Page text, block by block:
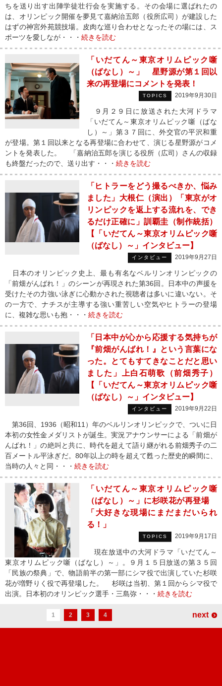
ちを送り出す出陣学徒壮行会を実施する。その会場に選ばれたの
は、オリンピック開催を夢見て嘉納治五郎（役所広司）が建設した
はずの神宮外苑競技場。皮肉な巡り合わせとなったその場には、ス
ポーツを愛しなが・・・ 続きを読む
「いだてん～東京オリムピック噺
（ばなし）～」 星野源が第１回以
来の再登場にコメントを発表！
TOPICS 2019年9月30日
９月２９日に放送された大河ドラマ
「いだてん～東京オリムピック噺（ばな
し）～」第３７回に、外交官の平沢和重
が登場。第１回以来となる再登場に合わせて、演じる星野源がコメ
ントを発表した。 「嘉納治五郎を演じる役所（広司）さんの収録
も終盤だったので、送り出す・・・ 続きを読む
「ヒトラーをどう撮るべきか、悩み
ました」大根仁（演出）「東京がオ
リンピックを返上する流れを、でき
るだけ正確に」訓覇圭（制作統括）
【「いだてん～東京オリムピック噺
（ばなし）～」インタビュー】
インタビュー 2019年9月27日
日本のオリンピック史上、最も有名なベルリンオリンピックの
「前畑がんばれ！」のシーンが再現された第36回。日本中の声援を
受けたその力強い泳ぎに心動かされた視聴者は多いに違いない。そ
の一方で、ナチスが主導する強い重苦しい空気やヒトラーの登場
に、複雑な思いも抱・・・ 続きを読む
「日本中が心から応援する気持ちが
『前畑がんばれ！』という言葉にな
った。とてもすてきなことだと思い
ました」上白石萌歌（前畑秀子）
【「いだてん～東京オリムピック噺
（ばなし）～」インタビュー】
インタビュー 2019年9月22日
第36回、1936（昭和11）年のベルリンオリンピックで、ついに日
本初の女性金メダリストが誕生。実況アナウンサーによる「前畑が
んばれ！」の絶叫と共に、時代を超えて語り継がれる前畑秀子の二
百メートル平泳ぎだ。80年以上の時を超えて甦った歴史的瞬間に、
当時の人々と同・・・ 続きを読む
「いだてん～東京オリムピック噺
（ばなし）～」に杉咲花が再登場
「大好きな現場にまだまだいられ
る！」
TOPICS 2019年9月17日
現在放送中の大河ドラマ「いだてん～
東京オリムピック噺（ばなし）～」。９月１５日放送の第３５回
「民族の祭典」で、物語前半の第一部にシマ役で出演していた杉咲
花が増野りく役で再登場した。 杉咲は当初、第１回からシマ役で
出演。日本初のオリンピック選手・三島弥・・・ 続きを読む
1 2 3 4 next